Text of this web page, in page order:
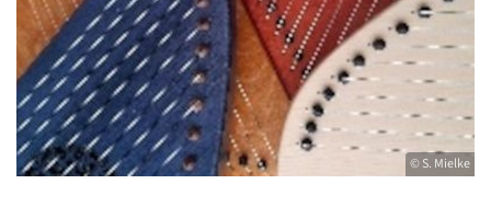
© S. Mielke